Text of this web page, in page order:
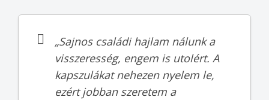
„Sajnos családi hajlam nálunk a
visszeresség, engem is utolért. A
kapszulákat nehezen nyelem le,
ezért jobban szeretem a